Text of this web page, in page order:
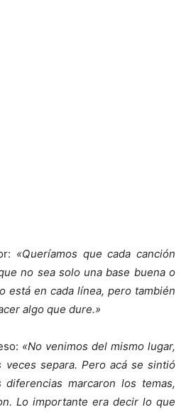
«Queríamos que cada canción
no sea solo una base buena o
está en cada línea, pero también
algo que dure.»
«No venimos del mismo lugar,
separa. Pero acá se sintió
diferencias marcaron los temas,
Lo importante era decir lo que